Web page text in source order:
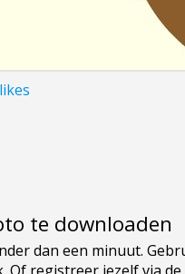
likes
te downloaden